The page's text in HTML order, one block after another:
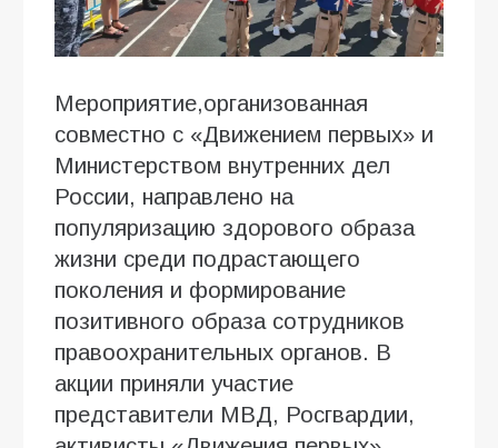
Мероприятие,организованная
совместно с «Движением первых» и
Министерством внутренних дел
России, направлено на
популяризацию здорового образа
жизни среди подрастающего
поколения и формирование
позитивного образа сотрудников
правоохранительных органов. В
акции приняли участие
представители МВД, Росгвардии,